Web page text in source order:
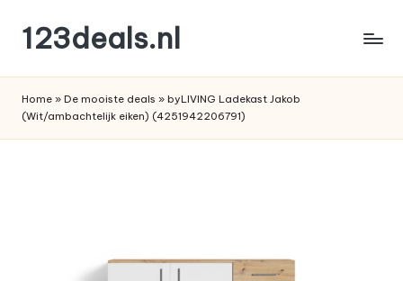
de
inhoud
123deals.nl
deals
Home » De mooiste deals » byLIVING Ladekast Jakob
(Wit/ambachtelijk eiken) (4251942206791)